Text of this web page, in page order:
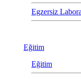
Egzersiz
Eğitim
Eğitim